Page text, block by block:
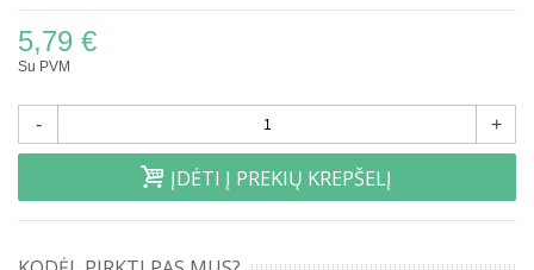
5,79 €
Su PVM
- +
ĮDĖTI Į PREKIŲ KREPŠELĮ